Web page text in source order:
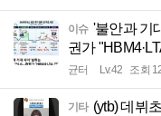
이슈 '불안과 기
권가
균터 Lv.42 조회
기타 (ytb) 데뷔